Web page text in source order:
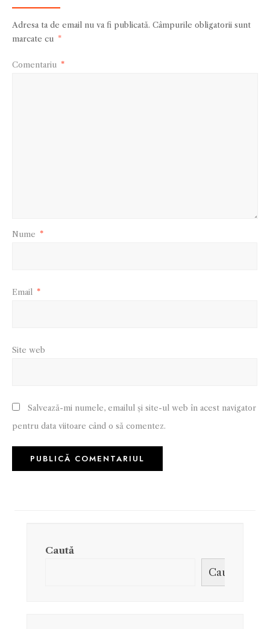
Adresa ta de email nu va fi publicată. Câmpurile obligatorii sunt
marcate cu *
Comentariu *
Nume *
Email *
Site web
Salvează-mi numele, emailul și site-ul web în acest navigator
pentru data viitoare când o să comentez.
Caută
Caută